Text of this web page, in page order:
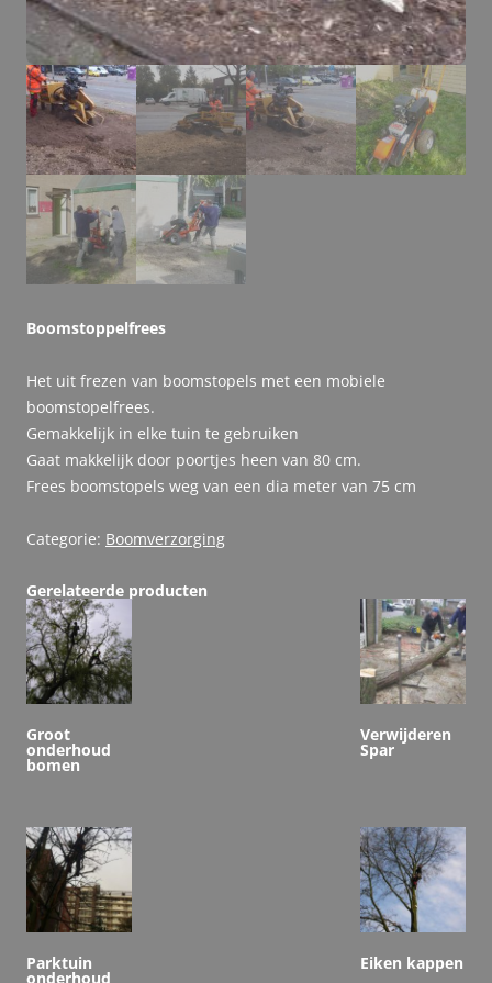
Boomstoppelfrees
Het uit frezen van boomstopels met een mobiele
boomstopelfrees.
Gemakkelijk in elke tuin te gebruiken
Gaat makkelijk door poortjes heen van 80 cm.
Frees boomstopels weg van een dia meter van 75 cm
Categorie: Boomverzorging
Gerelateerde producten
Groot
onderhoud
bomen
Verwijderen
Spar
Parktuin
onderhoud
Eiken kappen